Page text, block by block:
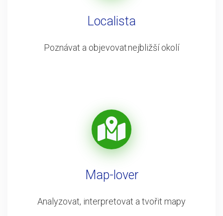
Localista
Poznávat a objevovat nejbližší okolí
Map-lover
Analyzovat, interpretovat a tvořit mapy